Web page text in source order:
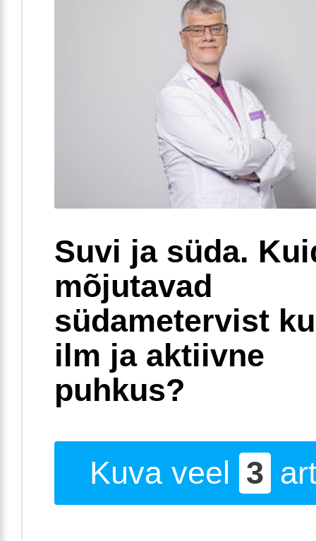
Suvi ja süda.
mõjutavad
südametervist
ilm ja aktiivne
puhkus?
Kuva veel 3